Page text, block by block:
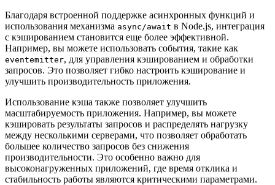
Благодаря встроенной поддержке асинхронных функций и
использования механизма async/await в Node.js, интеграция
с кэшированием становится еще более эффективной.
Например, вы можете использовать события, такие как
eventemitter, для управления кэшированием и обработки
запросов. Это позволяет гибко настроить кэширование и
улучшить производительность приложения.
Использование кэша также позволяет улучшить
масштабируемость приложения. Например, вы можете
кэшировать результаты запросов и распределять нагрузку
между несколькими серверами, что позволяет обработать
большее количество запросов без снижения
производительности. Это особенно важно для
высоконагруженных приложений, где время отклика и
стабильность работы являются критическими параметрами.